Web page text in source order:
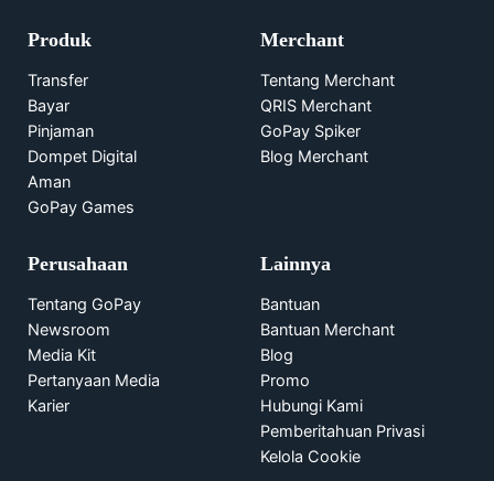
Produk
Transfer
Bayar
Pinjaman
Dompet Digital
Aman
GoPay Games
Merchant
Tentang Merchant
QRIS Merchant
GoPay Spiker
Blog Merchant
Perusahaan
Tentang GoPay
Newsroom
Media Kit
Pertanyaan Media
Karier
Lainnya
Bantuan
Bantuan Merchant
Blog
Promo
Hubungi Kami
Pemberitahuan Privasi
Kelola Cookie